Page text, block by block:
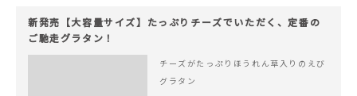
新発売【大容量サイズ】たっぷりチーズでいただく、定番の
ご馳走グラタン！
チーズがたっぷりほうれん草入りのえび
グラタン